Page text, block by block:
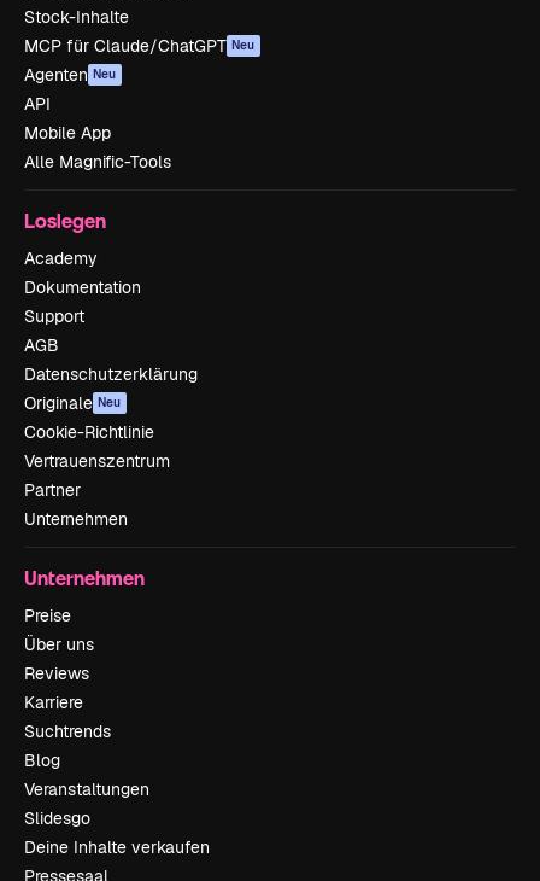
Stock-Inhalte
MCP für Claude/ChatGPT Neu
Agenten Neu
API
Mobile App
Alle Magnific-Tools
Loslegen
Academy
Dokumentation
Support
AGB
Datenschutzerklärung
Originale Neu
Cookie-Richtlinie
Vertrauenszentrum
Partner
Unternehmen
Unternehmen
Preise
Über uns
Reviews
Karriere
Suchtrends
Blog
Veranstaltungen
Slidesgo
Deine Inhalte verkaufen
Pressesaal